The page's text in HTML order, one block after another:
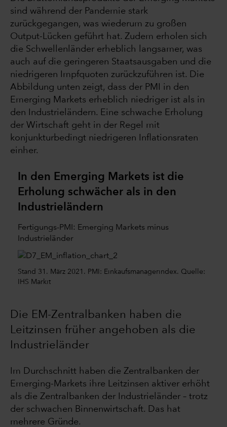
sind während der Pandemie stark
zurückgegangen, was wiederum zu großen
Output-Lücken geführt hat. Zudem erholen sich
die Schwellenländer erheblich langsamer, was
auch auf die geringeren Staatsausgaben und die
niedrigeren Impfquoten zurückzuführen ist. Die
Abbildung unten zeigt, dass der PMI in den
Emerging Markets erheblich niedriger ist als in
den Industrieländern. Eine schwache Erholung
der Wirtschaft geht in der Regel mit
konjunkturbedingt niedrigeren Inflationsraten
einher.
In den Emerging Markets ist die
Erholung schwächer als in den
Industrieländern
Fertigungs-PMI: Emerging Markets minus
Industrieländer
Stand 31. März 2021. PMI: Einkaufsmanagerindex. Quelle:
IHS Markit
Die EM-Zentralbanken haben die
Leitzinsen früher angehoben als die
Industrieländer
Im Durchschnitt haben die Zentralbanken der
Emerging-Markets ihre Leitzinsen aktiver erhöht
als die Zentralbanken der Industrieländer – trotz
der schwachen Binnenwirtschaft. Das hat
mehrere Gründe.